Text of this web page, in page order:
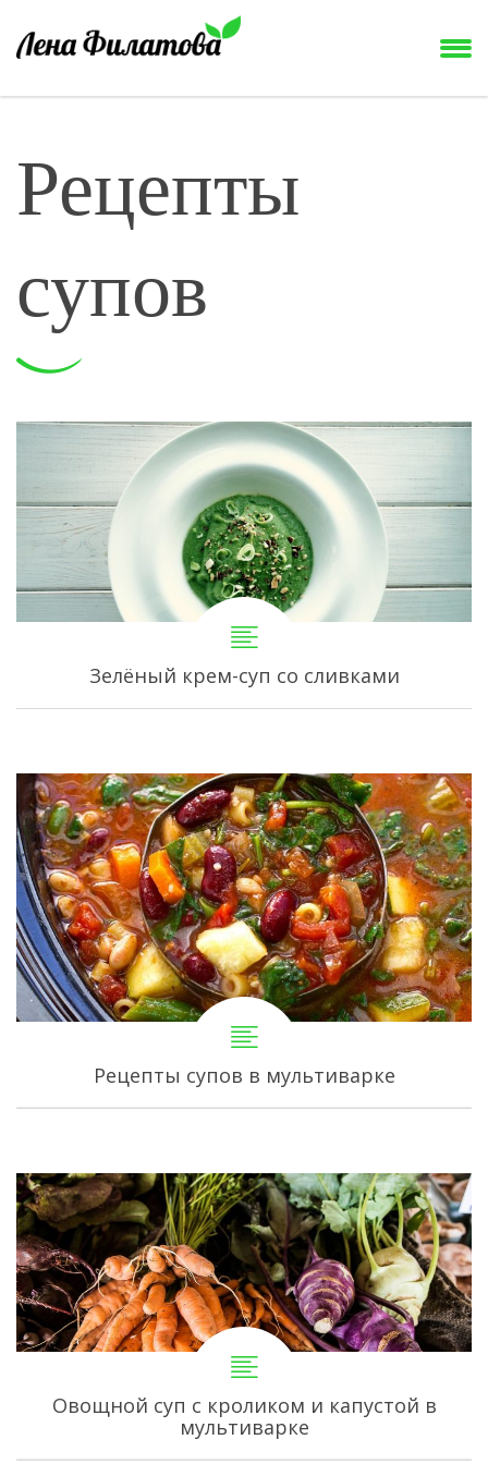
Рецепты
супов
Зелёный крем-суп со сливками
Рецепты супов в мультиварке
Овощной суп с кроликом и капустой в
мультиварке